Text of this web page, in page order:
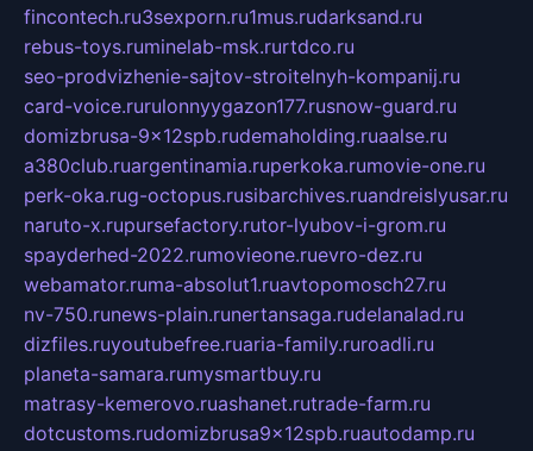
fincontech.ru3sexporn.ru1mus.rudarksand.ru
rebus-toys.ruminelab-msk.rurtdco.ru
seo-prodvizhenie-sajtov-stroitelnyh-kompanij.ru
card-voice.rurulonnyygazon177.rusnow-guard.ru
domizbrusa-9x12spb.rudemaholding.ruaalse.ru
a380club.ruargentinamia.ruperkoka.rumovie-one.ru
perk-oka.rug-octopus.rusibarchives.ruandreislyusar.ru
naruto-x.rupursefactory.rutor-lyubov-i-grom.ru
spayderhed-2022.rumovieone.ruevro-dez.ru
webamator.ruma-absolut1.ruavtopomosch27.ru
nv-750.runews-plain.runertansaga.rudelanalad.ru
dizfiles.ruyoutubefree.ruaria-family.ruroadli.ru
planeta-samara.rumysmartbuy.ru
matrasy-kemerovo.ruashanet.rutrade-farm.ru
dotcustoms.rudomizbrusa9x12spb.ruautodamp.ru